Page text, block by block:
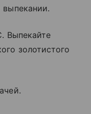
выпекании.
Выпекайте
золотистого